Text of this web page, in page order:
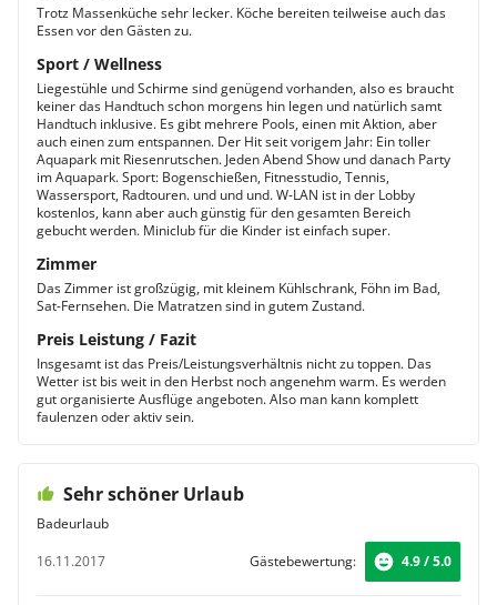
Trotz Massenküche sehr lecker. Köche bereiten teilweise auch das
Essen vor den Gästen zu.
Sport / Wellness
Liegestühle und Schirme sind genügend vorhanden, also es braucht
keiner das Handtuch schon morgens hin legen und natürlich samt
Handtuch inklusive. Es gibt mehrere Pools, einen mit Aktion, aber
auch einen zum entspannen. Der Hit seit vorigem Jahr: Ein toller
Aquapark mit Riesenrutschen. Jeden Abend Show und danach Party
im Aquapark. Sport: Bogenschießen, Fitnesstudio, Tennis,
Wassersport, Radtouren. und und und. W-LAN ist in der Lobby
kostenlos, kann aber auch günstig für den gesamten Bereich
gebucht werden. Miniclub für die Kinder ist einfach super.
Zimmer
Das Zimmer ist großzügig, mit kleinem Kühlschrank, Föhn im Bad,
Sat-Fernsehen. Die Matratzen sind in gutem Zustand.
Preis Leistung / Fazit
Insgesamt ist das Preis/Leistungsverhältnis nicht zu toppen. Das
Wetter ist bis weit in den Herbst noch angenehm warm. Es werden
gut organisierte Ausflüge angeboten. Also man kann komplett
faulenzen oder aktiv sein.
Sehr schöner Urlaub
Badeurlaub
16.11.2017
Gästebewertung: 4.9 / 5.0